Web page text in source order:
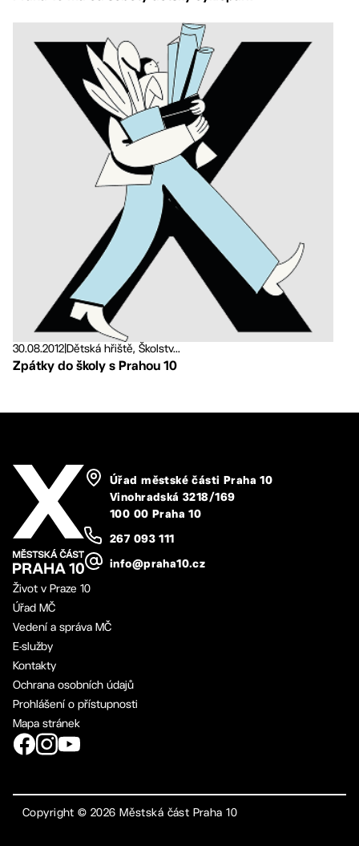
30.08.2012Dětská hřiště, Školstv...
Zpátky do školy s Prahou 10
Úřad městské části Praha 10
Vinohradská 3218/169
100 00 Praha 10
267 093 111
info@praha10.cz
Život v Praze 10
Úřad MČ
Vedení a správa MČ
E-služby
Kontakty
Ochrana osobních údajů
Prohlášení o přístupnosti
Mapa stránek
Copyright ©2026 Městská část Praha 10